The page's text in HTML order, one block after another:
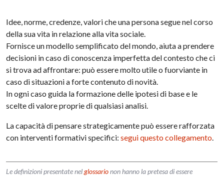
Idee, norme, credenze, valori che una persona segue nel corso
della sua vita in relazione alla vita sociale.
Fornisce un modello semplificato del mondo, aiuta a prendere
decisioni in caso di conoscenza imperfetta del contesto che ci
si trova ad affrontare: può essere molto utile o fuorviante in
caso di situazioni a forte contenuto di novità.
In ogni caso guida la formazione delle ipotesi di base e le
scelte di valore proprie di qualsiasi analisi.
La capacità di pensare strategicamente può essere rafforzata
con interventi formativi specifici:segui questo collegamento.
Le definizioni presentate nelglossarionon hanno la pretesa di essere